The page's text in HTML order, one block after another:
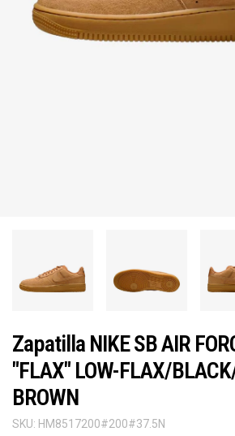
Zapatilla NIKE SB AIR
"FLAX" LOW-FLAX/
BROWN
SKU: HM8517200#200#37.5N